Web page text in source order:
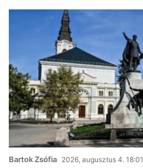
Bartok Zsófia 2026, augusztus 4. 18:01